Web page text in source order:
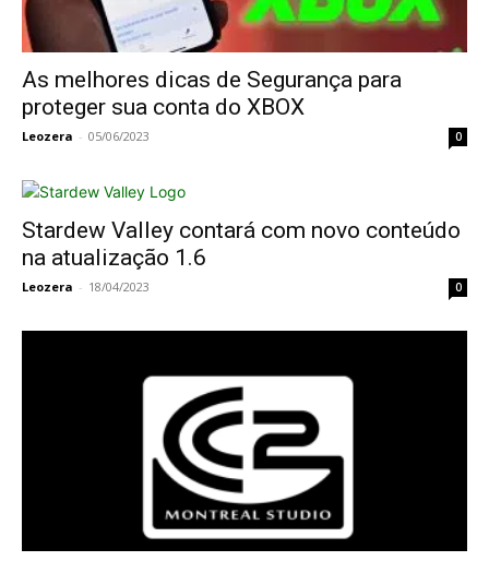
As melhores dicas de Segurança para
proteger sua conta do XBOX
Leozera - 05/06/2023 0
Stardew Valley contará com novo conteúdo
na atualização 1.6
Leozera - 18/04/2023 0